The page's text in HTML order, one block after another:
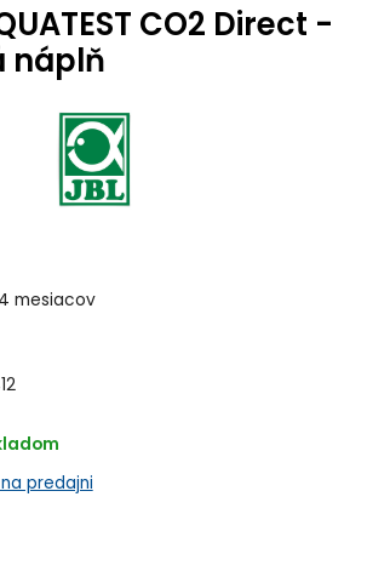
CO2 Direct -
náplň
mesiacov
predajni